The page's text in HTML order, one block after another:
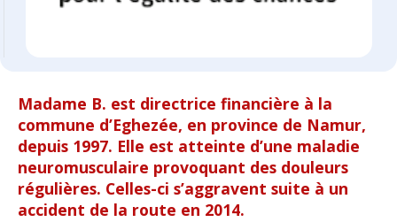
Madame B. est directrice financière à la
commune d’Eghezée, en province de Namur,
depuis 1997. Elle est atteinte d’une maladie
neuromusculaire provoquant des douleurs
régulières. Celles-ci s’aggravent suite à un
accident de la route en 2014.